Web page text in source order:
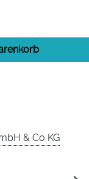
& Co KG